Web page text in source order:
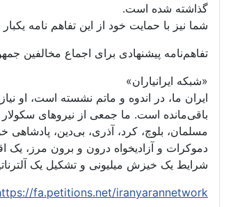
گذاشته شده است.
شما نیز با حمایت خود از این تفاهم نامه
تفاهم‌نامه پیشنهادی برای اجماع مخالفین
«شبکه ایرانیاران»
ایران ما، در اندوه و ماتم نشسته است، او
باقی‌مانده است. ما جمعی از نیروهای
مسلمان، بلوچ، کرد، آذری، بی‌دین، پادشاهی
دموکرات و آزادیخواه درون و برون مرز،
شرایط یک خیزش میلیونی و تشکیل یک
fa.petitions.net/iranyarannetwork